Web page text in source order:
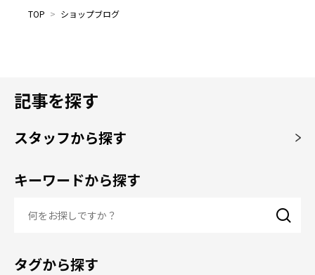
TOP > ショップブログ
記事を探す
スタッフから探す
キーワードから探す
タグから探す